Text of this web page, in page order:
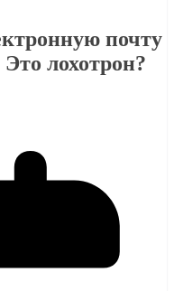
почту
лохотрон?